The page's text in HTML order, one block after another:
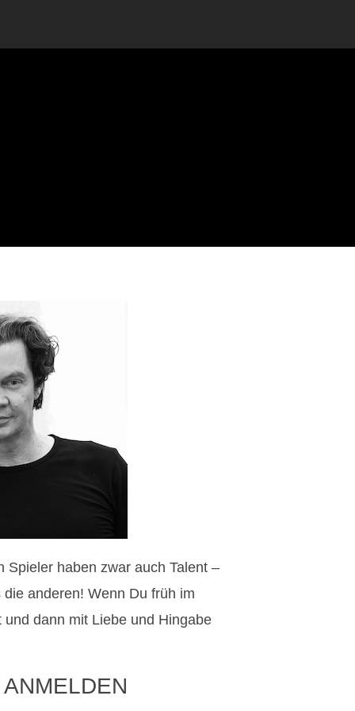
Spieler haben zwar auch Talent –
anderen! Wenn Du früh im
dann mit Liebe und Hingabe